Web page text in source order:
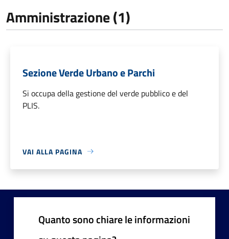
Amministrazione (1)
Sezione Verde Urbano e Parchi
Si occupa della gestione del verde pubblico e del
PLIS.
VAI ALLA PAGINA
Quanto sono chiare le informazioni